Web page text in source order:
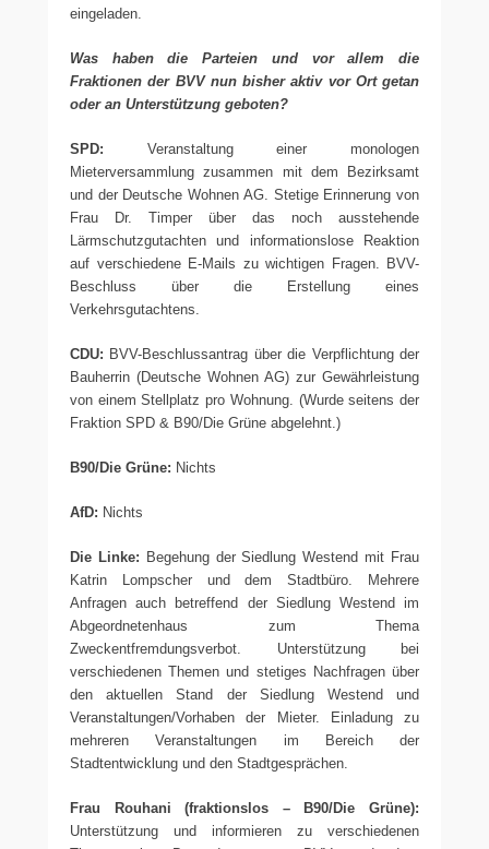
eingeladen.
Was haben die Parteien und vor allem die
Fraktionen der BVV nun bisher aktiv vor Ort getan
oder an Unterstützung geboten?
SPD: Veranstaltung einer monologen
Mieterversammlung zusammen mit dem Bezirksamt
und der Deutsche Wohnen AG. Stetige Erinnerung von
Frau Dr. Timper über das noch ausstehende
Lärmschutzgutachten und informationslose Reaktion
auf verschiedene E-Mails zu wichtigen Fragen. BVV-
Beschluss über die Erstellung eines
Verkehrsgutachtens.
CDU: BVV-Beschlussantrag über die Verpflichtung der
Bauherrin (Deutsche Wohnen AG) zur Gewährleistung
von einem Stellplatz pro Wohnung. (Wurde seitens der
Fraktion SPD & B90/Die Grüne abgelehnt.)
B90/Die Grüne: Nichts
AfD: Nichts
Die Linke: Begehung der Siedlung Westend mit Frau
Katrin Lompscher und dem Stadtbüro. Mehrere
Anfragen auch betreffend der Siedlung Westend im
Abgeordnetenhaus zum Thema
Zweckentfremdungsverbot. Unterstützung bei
verschiedenen Themen und stetiges Nachfragen über
den aktuellen Stand der Siedlung Westend und
Veranstaltungen/Vorhaben der Mieter. Einladung zu
mehreren Veranstaltungen im Bereich der
Stadtentwicklung und den Stadtgesprächen.
Frau Rouhani (fraktionslos – B90/Die Grüne):
Unterstützung und informieren zu verschiedenen